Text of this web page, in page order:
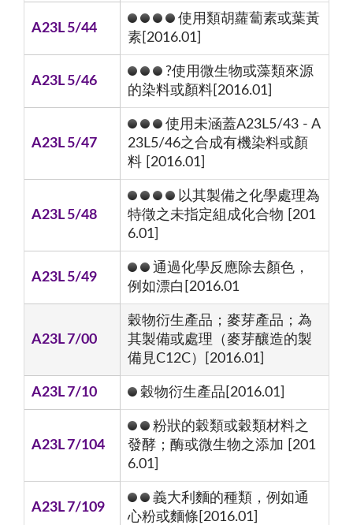
A23L 5/44
使用類胡蘿蔔素或葉黃
素[2016.01]
A23L 5/46
?使用微生物或藻類來源
的染料或顏料[2016.01]
A23L 5/47
使用未涵蓋A23L5/43 - A
23L5/46之合成有機染料或顏
料 [2016.01]
A23L 5/48
以其製備之化學處理為
特徵之未指定組成化合物 [201
6.01]
A23L 5/49
通過化學反應除去顏色，
例如漂白[2016.01
A23L 7/00
穀物衍生產品；麥芽產品；為
其製備或處理（麥芽釀造的製
備見C12C）[2016.01]
A23L 7/10 穀物衍生產品[2016.01]
A23L 7/104
粉狀的穀類或穀類材料之
發酵；酶或微生物之添加 [201
6.01]
A23L 7/109
義大利麵的種類，例如通
心粉或麵條[2016.01]